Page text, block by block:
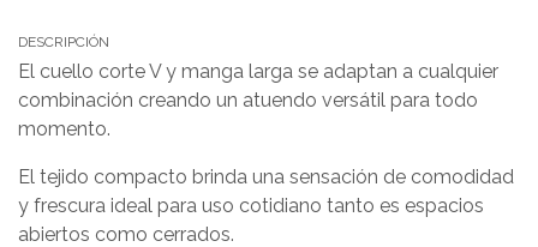
DESCRIPCIÓN
El cuello corte V y manga larga se adaptan a cualquier
combinación creando un atuendo versátil para todo
momento.
El tejido compacto brinda una sensación de comodidad
y frescura ideal para uso cotidiano tanto es espacios
abiertos como cerrados.